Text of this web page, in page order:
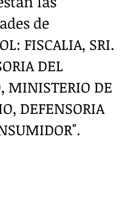
de
FISCALIA, SRI.
DEL
MINISTERIO DE
DEFENSORIA